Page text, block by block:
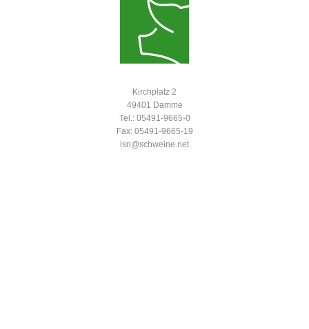
Kirchplatz 2
49401 Damme
Tel.: 05491-9665-0
Fax: 05491-9665-19
isn@schweine.net